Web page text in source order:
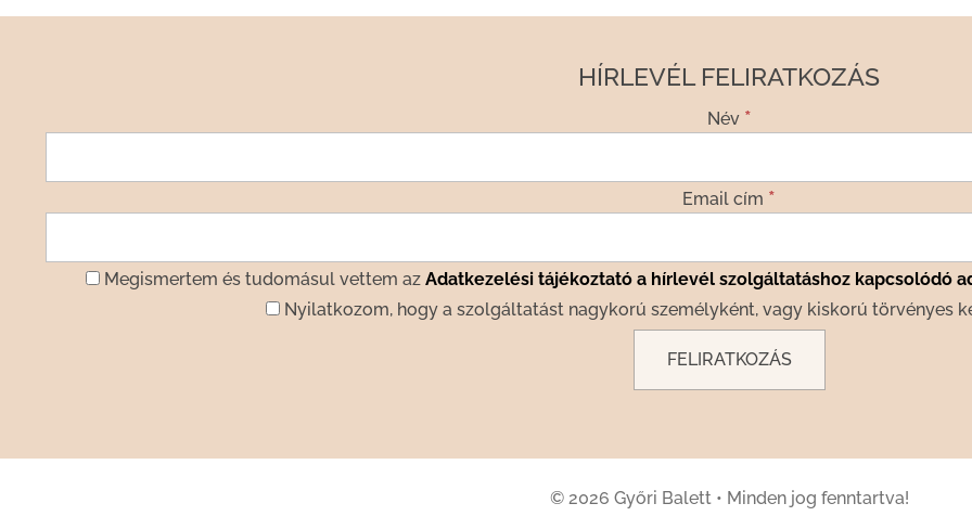
HÍRLEVÉL FELIRATKOZÁS
Név *
Email cím *
Megismertem és tudomásul vettem az Adatkezelési tájékoztató a hírlevél szolgáltatáshoz kapcsolódó
Nyilatkozom, hogy a szolgáltatást nagykorú személyként, vagy kiskorú törvényes
© 2026 Győri Balett• Minden jog fenntartva!